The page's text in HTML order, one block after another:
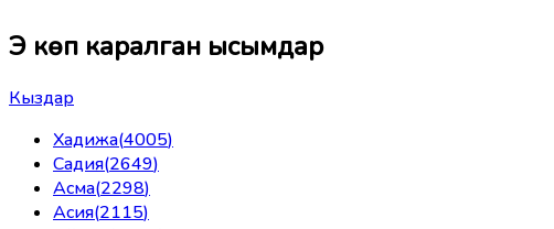
Эң көп каралган ысымдар
Кыздар
Хадижа(4005)
Садия(2649)
Асма(2298)
Асия(2115)